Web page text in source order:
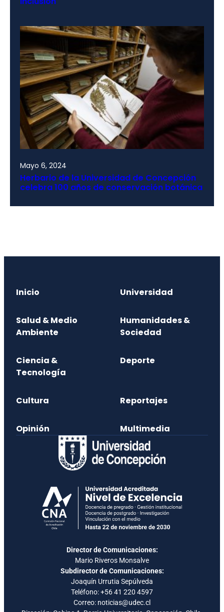
Mayo 6, 2024
Herbario de la Universidad de Concepción
celebra 100 años de conservación botánica
Inicio Universidad
Salud & Medio
Ambiente
Humanidades &
Sociedad
Ciencia &
Tecnología
Deporte
Cultura Reportajes
Opinión Multimedia
Director de Comunicaciones:
Mario Riveros Monsalve
Subdirector de Comunicaciones:
Joaquín Urrutia Sepúlveda
Teléfono:+56 41 220 4597
Correo: noticias@udec.cl